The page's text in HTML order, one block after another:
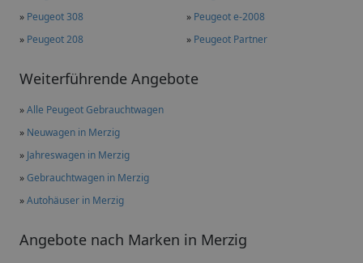
» Peugeot 308 » Peugeot e-2008
» Peugeot 208 » Peugeot Partner
Weiterführende Angebote
»Alle Peugeot Gebrauchtwagen
» Neuwagen in Merzig
» Jahreswagen in Merzig
»Gebrauchtwagen in Merzig
»Autohäuser in Merzig
Angebote nach Marken in Merzig